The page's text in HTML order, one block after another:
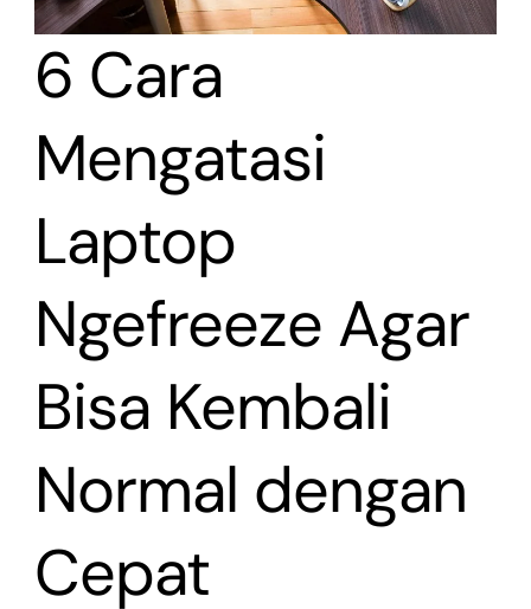
6 Cara
Mengatasi
Laptop
Ngefreeze Agar
Bisa Kembali
Normal dengan
Cepat